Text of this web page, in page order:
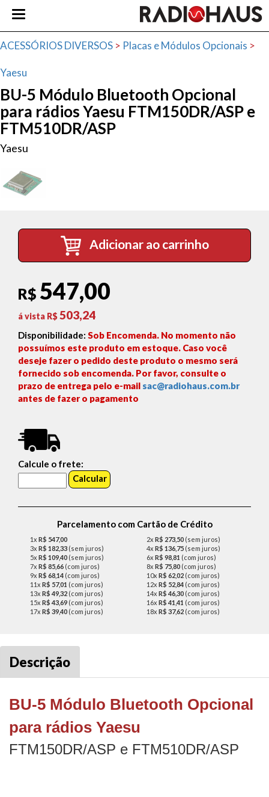
ACESSÓRIOS DIVERSOS > Placas e Módulos Opcionais >
Yaesu
BU-5 Módulo Bluetooth Opcional
para rádios Yaesu FTM150DR/ASP e
FTM510DR/ASP
Yaesu
Adicionar ao carrinho
R$ 547,00
á vista R$503,24
Disponibilidade: Sob Encomenda. No momento não
possuímos este produto em estoque. Caso você
deseje fazer o pedido deste produto o mesmo será
fornecido sob encomenda. Por favor, consulte o
prazo de entrega pelo e-mail sac@radiohaus.com.br
antes de fazer o pagamento
Calcule o frete:
Parcelamento com Cartão de Crédito
1x R$ 547,00 2x R$ 273,50 (sem juros)
3x R$ 182,33 (sem juros) 4x R$ 136,75 (sem juros)
5x R$ 109,40 (sem juros) 6x R$ 98,81 (com juros)
7x R$ 85,66 (com juros) 8x R$ 75,80 (com juros)
9x R$ 68,14 (com juros) 10x R$ 62,02 (com juros)
11x R$ 57,01 (com juros) 12x R$ 52,84 (com juros)
13x R$ 49,32 (com juros) 14x R$ 46,30 (com juros)
15x R$ 43,69 (com juros) 16x R$ 41,41 (com juros)
17x R$ 39,40 (com juros) 18x R$ 37,62 (com juros)
Descrição
BU-5 Módulo Bluetooth Opcional
para rádios Yaesu
FTM150DR/ASP e FTM510DR/ASP